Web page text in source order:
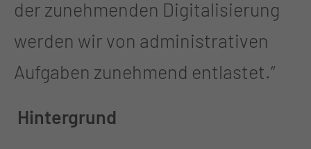
der zunehmenden Digitalisierung
werden wir von administrativen
Aufgaben zunehmend entlastet.“
Hintergrund